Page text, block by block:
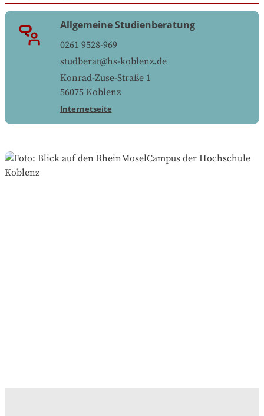
Allgemeine Studienberatung
0261 9528-969
studberat@hs-koblenz.de
Konrad-Zuse-Straße 1
56075 Koblenz
Internetseite